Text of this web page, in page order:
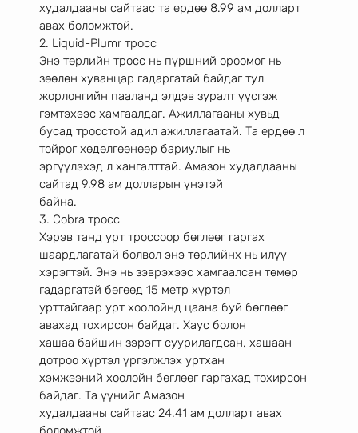
худалдааны сайтаас та ердөө 8.99 ам долларт
авах боломжтой.
2. Liquid-Plumr тросс
Энэ төрлийн тросс нь пүршний ороомог нь
зөөлөн хуванцар гадаргатай байдаг тул
жорлонгийн пааланд элдэв зуралт үүсгэж
гэмтэхээс хамгаалдаг. Ажиллагааны хувьд
бусад тросстой адил ажиллагаатай. Та ердөө л
тойрог хөдөлгөөнөөр бариулыг нь
эргүүлэхэд л хангалттай. Амазон худалдааны
сайтад 9.98 ам долларын үнэтэй
байна.
3. Cobra тросс
Хэрэв танд урт троссоор бөглөөг гаргах
шаардлагатай болвол энэ төрлийнх нь илүү
хэрэгтэй. Энэ нь зэврэхээс хамгаалсан төмөр
гадаргатай бөгөөд 15 метр хүртэл
урттайгаар урт хоолойнд цаана буй бөглөөг
авахад тохирсон байдаг. Хаус болон
хашаа байшин зэрэгт суурилагдсан, хашаан
дотроо хүртэл үргэлжлэх уртхан
хэмжээний хоолойн бөглөөг гаргахад тохирсон
байдаг. Та үүнийг Амазон
худалдааны сайтаас 24.41 ам долларт авах